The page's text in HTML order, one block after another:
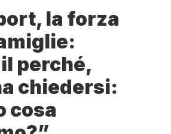
la forza
perché,
chiedersi:
cosa